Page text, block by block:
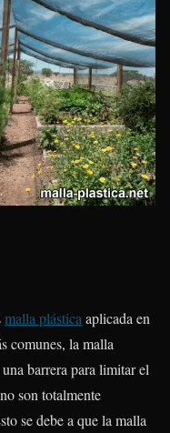
malla plásticaaplicada en
comunes, la malla
barrera para limitar el
son totalmente
se debe a que la malla